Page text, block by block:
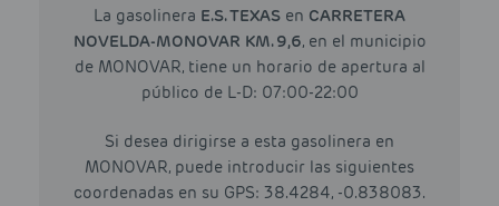
La gasolinera E.S. TEXAS en CARRETERA
NOVELDA-MONOVAR KM. 9,6, en el municipio
de MONOVAR, tiene un horario de apertura al
público de L-D: 07:00-22:00
Si desea dirigirse a esta gasolinera en
MONOVAR, puede introducir las siguientes
coordenadas en su GPS: 38.4284, -0.838083.